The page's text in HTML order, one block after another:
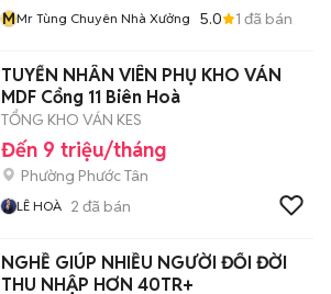
MMr Tùng Chuyên Nhà Xưởng 5.0 1 đã bán
TUYỂN NHÂN VIÊN PHỤ KHO VÁN
MDF Cổng 11 Biên Hoà
TỔNG KHO VÁN KES
Đến 9 triệu/tháng
Phường Phước Tân
LÊ HOÀ 2 đã bán
NGHỀ GIÚP NHIỀU NGƯỜI ĐỔI ĐỜI
THU NHẬP HƠN 40TR+